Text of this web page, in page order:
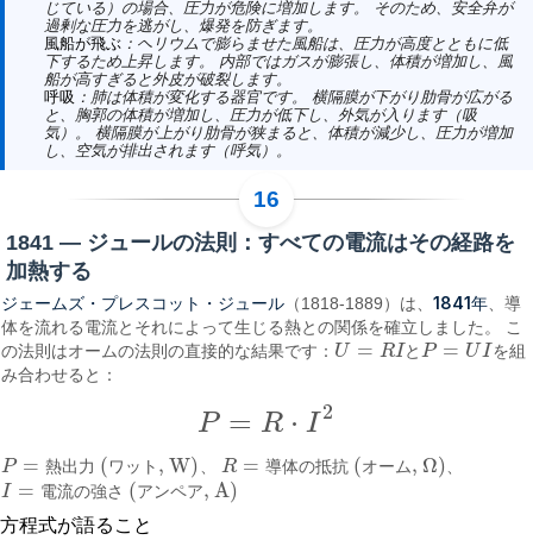
じている）の場合、圧力が危険に増加します。 そのため、安全弁が
過剰な圧力を逃がし、爆発を防ぎます。
風船が飛ぶ：ヘリウムで膨らませた風船は、圧力が高度とともに低
下するため上昇します。 内部ではガスが膨張し、体積が増加し、風
船が高すぎると外皮が破裂します。
呼吸 ：肺は体積が変化する器官です。 横隔膜が下がり肋骨が広がる
と、胸郭の体積が増加し、圧力が低下し、外気が入ります（吸
気）。 横隔膜が上がり肋骨が狭まると、体積が減少し、圧力が増加
し、空気が排出されます（呼気）。
1841 — ジュールの法則：すべての電流はその経路を
加熱する
ジェームズ・プレスコット・ジュール （1818-1889）は、1841年 、導
体を流れる電流とそれによって生じる熱との関係を確立しました。 こ
の法則はオームの法則の直接的な結果です： U = RI
U= RI と P = UI
P= UI
を組
み合わせると：
P = R ⋅ I 2
P R⋅I2
P = 熱出力 (ワ ッ ト , W)
P= 熱出力 (ワット, W) 、 R = 導体の抵抗(オーム, Ω)
R= 導体の抵抗 (オーム, Ω) 、
I = 電流の強さ (アンペア, A)
I= 電流の強さ (アンペア, A)
方程式が語ること